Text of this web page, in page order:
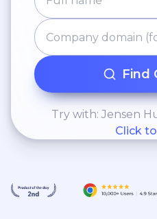
Find
Try with: Jensen
Click